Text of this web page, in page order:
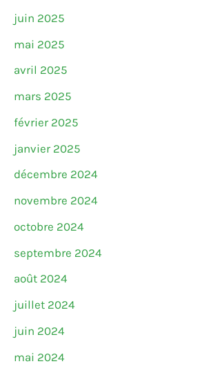
juin 2025
mai 2025
avril 2025
mars 2025
février 2025
janvier 2025
décembre 2024
novembre 2024
octobre 2024
septembre 2024
août 2024
juillet 2024
juin 2024
mai 2024